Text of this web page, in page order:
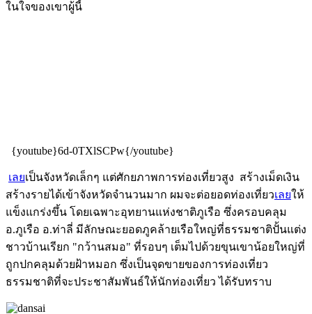
ในใจของเขาผู้นี้
{youtube}6d-0TXlSCPw{/youtube}
เลยเป็นจังหวัดเล็กๆ แต่ศักยภาพการท่องเที่ยวสูง สร้างเม็ดเงิน
สร้างรายได้เข้าจังหวัดจำนวนมาก ผมจะต่อยอดท่องเที่ยวเลยให้
แข็งแกร่งขึ้น โดยเฉพาะอุทยานแห่งชาติภูเรือ ซึ่งครอบคลุม
อ.ภูเรือ อ.ท่าลี่ มีลักษณะยอดภูคล้ายเรือใหญ่ที่ธรรมชาติปั้นแต่ง
ชาวบ้านเรียก "กว้านสมอ" ที่รอบๆ เต็มไปด้วยขุนเขาน้อยใหญ่ที่
ถูกปกคลุมด้วยฝ้าหมอก ซึ่งเป็นจุดขายของการท่องเที่ยว
ธรรมชาติที่จะประชาสัมพันธ์ให้นักท่องเที่ยว ได้รับทราบ